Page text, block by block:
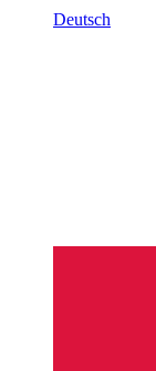
Deutsch